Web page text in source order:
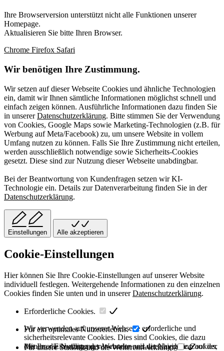
Ihre Browserversion unterstützt nicht alle Funktionen unserer
Homepage.
Aktualisieren Sie bitte Ihren Browser.
Chrome Firefox Safari
Wir benötigen Ihre Zustimmung.
Wir setzen auf dieser Webseite Cookies und ähnliche Technologien
ein, damit wir Ihnen sämtliche Informationen möglichst schnell und
einfach zeigen können. Ausführliche Informationen dazu finden Sie
in unsererDatenschutzerklärung. Bitte stimmen Sie der Verwendung
von Cookies, Google Maps sowie Marketing-Technologien (z.B. für
Werbung auf Meta/Facebook) zu, um unsere Website in vollem
Umfang nutzen zu können. Falls Sie Ihre Zustimmung nicht erteilen,
werden ausschließlich notwendige sowie Sicherheits-Cookies
gesetzt. Diese sind zur Nutzung dieser Webseite unabdingbar.
Bei der Beantwortung von Kundenfragen setzen wir KI-
Technologie ein. Details zur Datenverarbeitung finden Sie in der
Datenschutzerklärung.
Einstellungen Alle akzeptieren
Cookie-Einstellungen
Hier können Sie Ihre Cookie-Einstellungen auf unserer Website
individuell festlegen. Weitergehende Informationen zu den einzelnen
Cookies finden Sie unten und in unsererDatenschutzerklärung.
Erforderliche Cookies.
Wir verwenden auf unserer Webseite erforderliche und
sicherheitsrelevante Cookies. Dies sind Cookies, die dazu
dienen, die Nutzung der Webseite und die Navigation auf der
Für ein optimales Nutzererlebnis.
Mit Ihrer Einwilligung verwenden wir verschiedene Cookies,
Für unsere Statistik und die Weiterentwicklung.